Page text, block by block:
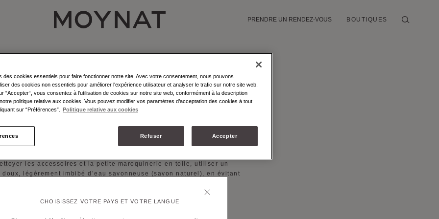
MOYNAT PARIS
PRENDRE UN RENDEZ-VOUS BOUTIQUES
préserver la beauté et la qualité de vos accessoires et petite
Moynat, Moynat Paris recommande de les ranger dans un
sec à l'abri de la lumière et à une température moyenne lorsque ceux-
d’eau savonneuse (savon naturel), en évitant soigneusement les
les accessoires et la petite maroquinerie en toile, utiliser un
doux, légèrement imbibé d’eau savonneuse (savon naturel), en évitant
les parties en cuir. Ne pas laver en machine.
les accessoires et la petite maroquinerie en cuir, en cas de
avec l'eau ou la pluie, les essuyer avec un chiffon doux.
CHOISISSEZ VOTRE PAYS ET VOTRE LANGUE
des cookies essentiels pour faire fonctionner notre site. Avec votre consentement, nous pouvons
des cookies non essentiels pour améliorer l'expérience utilisateur et analyser le trafic sur notre site web.
“Accepter“, vous consentez à l’utilisation de cookies sur notre site web, conformément à la description
politique relative aux cookies. Vous pouvez modifier vos paramètres d’acceptation des cookies à tout
sur “Préférences”.
Politique relative aux cookies
Refuser Accepter